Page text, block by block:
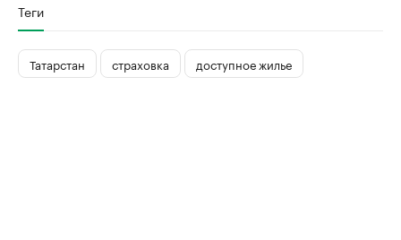
Теги
Татарстан страховка доступное жилье